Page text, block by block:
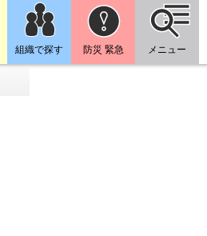
組織で探す 防災 緊急 メニュー